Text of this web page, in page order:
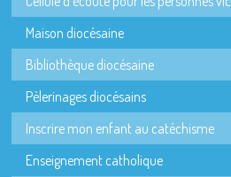
Maison diocésaine
Bibliothèque diocésaine
Pèlerinages diocésains
Inscrire mon enfant au catéchisme
Enseignement catholique